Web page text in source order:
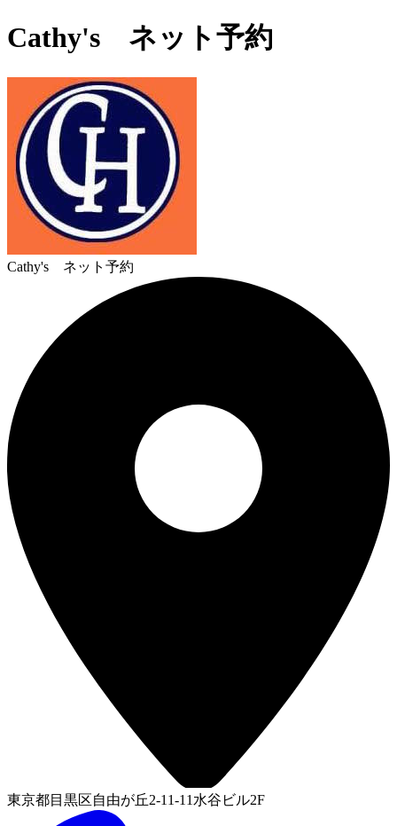
Cathy's ネット予約
Cathy's ネット予約
東京都目黒区自由が丘2-11-11水谷ビル2F